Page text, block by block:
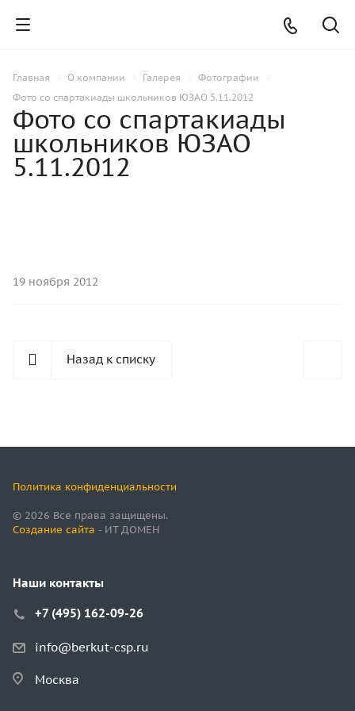
Главная О компании Галерея
Фотографии
Фото со спартакиады школьников ЮЗАО 5.11.2012
Фото со спартакиады
школьников ЮЗАО
5.11.2012
19 ноября 2012
Назад к списку
Политика конфиденциальности
© 2026 Все права защищены.
Создание сайта - ИТ ДОМЕН
Наши контакты
+7 (495) 162-09-26
info@berkut-csp.ru
Москва